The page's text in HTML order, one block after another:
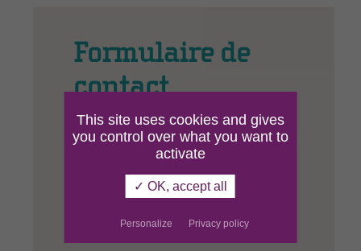
Formulaire de
contact
Mme
This site uses cookies and gives
you control over what you want to
activate
✓ OK, accept all
Personalize Privacy policy